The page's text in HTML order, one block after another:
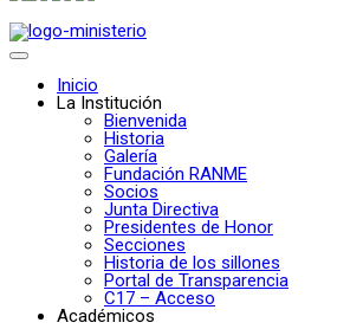
Inicio
La Institución
Bienvenida
Historia
Galería
Fundación RANME
Socios
Junta Directiva
Presidentes de Honor
Secciones
Historia de los sillones
Portal de Transparencia
C17 – Acceso
Académicos